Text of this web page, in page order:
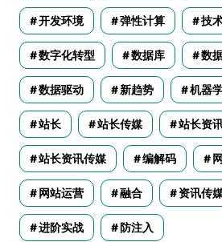
开发环境 弹性计算 技
数字化转型 数据库 数
数据驱动 新趋势 机器
站长 站长传媒 站长资
站长资讯传媒 编解码
网站运营 融合 资讯传
进阶实战 防注入